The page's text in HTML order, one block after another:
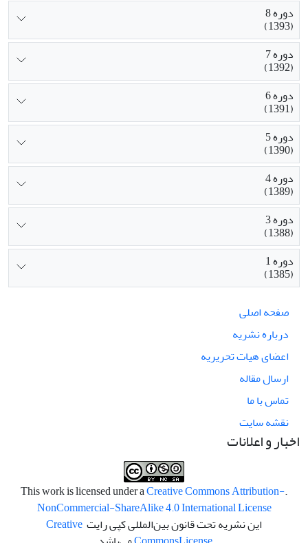
دوره 8
(1393)
دوره 7
(1392)
دوره 6
(1391)
دوره 5
(1390)
دوره 4
(1389)
دوره 3
(1388)
دوره 1
(1385)
صفحه اصلی
درباره نشریه
اعضای هیات تحریریه
ارسال مقاله
تماس با ما
نقشه سایت
اخبار و اعلانات
.This work is licensed under a
Creative Commons Attribution-
NonCommercial-ShareAlike 4.0 International License
این نشریه تحت قانون بین‌المللی کپی رایت Creative